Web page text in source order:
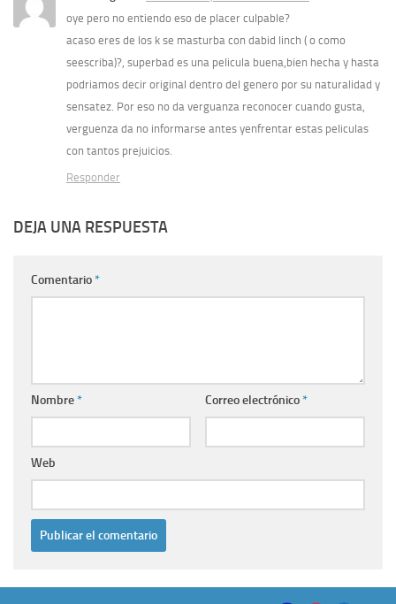
oye pero no entiendo eso de placer culpable?
acaso eres de los k se masturba con dabid linch ( o como
seescriba)?, superbad es una pelicula buena,bien hecha y hasta
podriamos decir original dentro del genero por su naturalidad y
sensatez. Por eso no da verguanza reconocer cuando gusta,
verguenza da no informarse antes yenfrentar estas peliculas
con tantos prejuicios.
Responder
DEJA UNA RESPUESTA
Comentario*
Nombre* Correo electrónico*
Web